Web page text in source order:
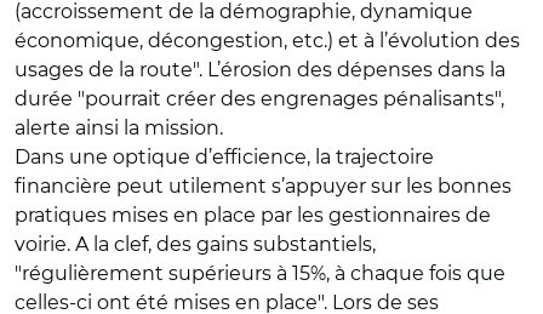
(accroissement de la démographie, dynamique
économique, décongestion, etc.) et à l’évolution des
usages de la route". L’érosion des dépenses dans la
durée "pourrait créer des engrenages pénalisants",
alerte ainsi la mission.
Dans une optique d’efficience, la trajectoire
financière peut utilement s’appuyer sur les bonnes
pratiques mises en place par les gestionnaires de
voirie. A la clef, des gains substantiels,
"régulièrement supérieurs à 15%, à chaque fois que
celles-ci ont été mises en place". Lors de ses